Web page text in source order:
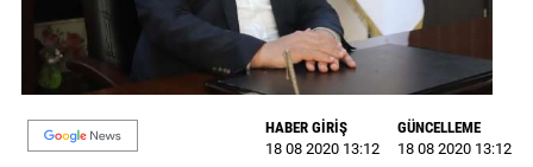
VİDEO
YAZARLAR
BİZE
HABER GİRİŞ
18 08 2020 13:12
GÜNCELLEME
18 08 2020 13:12